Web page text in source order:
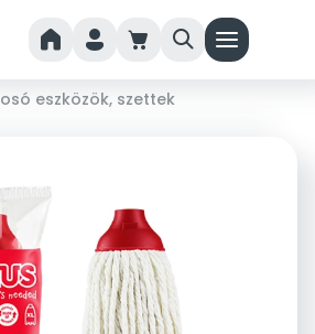
home person cart search menu
eszközök, szettek